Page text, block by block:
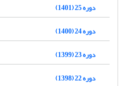
دوره 25 (1401)
دوره 24 (1400)
دوره 23 (1399)
دوره 22 (1398)